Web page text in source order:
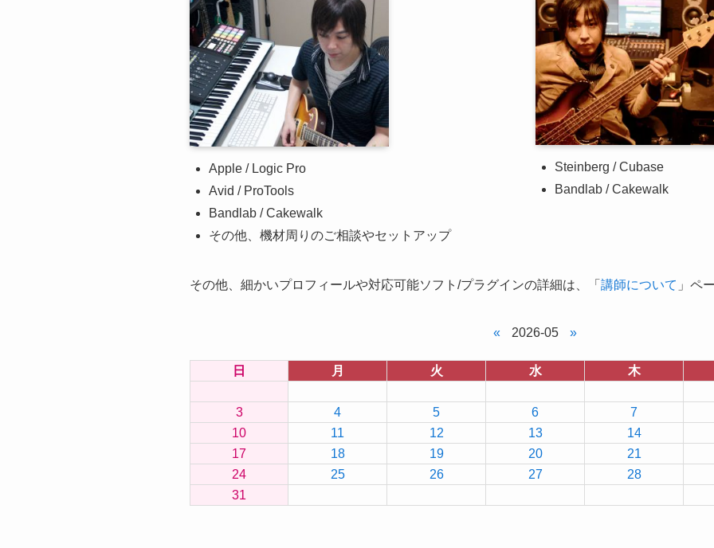
Apple / Logic Pro
Avid / ProTools
Bandlab / Cakewalk
その他、機材周りのご相談やセットアップ
Steinberg / Cubase
Bandlab / Cakewalk
その他、細かいプロフィールや対応可能ソフト/プラグインの詳細は、「 講師について 」ペ
« 2026-05 »
日 月 火 水 木
3
4 5 6 7
10
11 12 13 14
17
18 19 20 21
24
25 26 27 28
31